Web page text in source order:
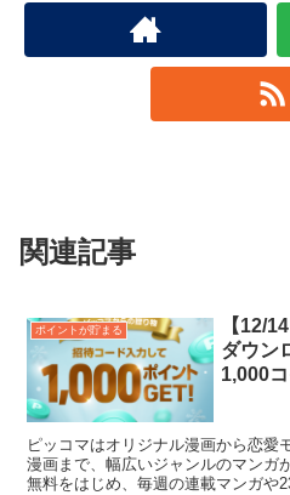
関連記事
ポイントが貯まる
【12/
ダウン
1,000
ピッコマはオリジナル漫画から恋愛
漫画まで、幅広いジャンルのマンガが
無料をはじめ、毎週の連載マンガや